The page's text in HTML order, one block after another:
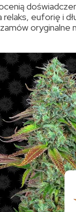
euforię i
oryginalne